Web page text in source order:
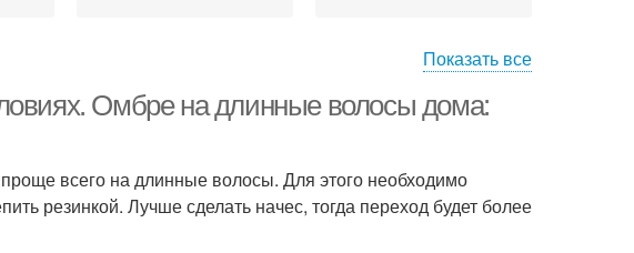
переходом
Показать все
Омбре на длинные волосы дома:
всего на длинные волосы. Для этого необходимо
резинкой. Лучше сделать начес, тогда переход будет более